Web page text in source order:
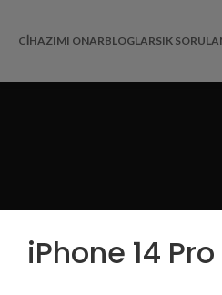
CIHAZIMI ONARBLOGLARSIK
iPhone 14